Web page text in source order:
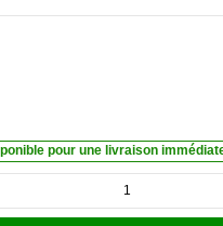
pour une livraison